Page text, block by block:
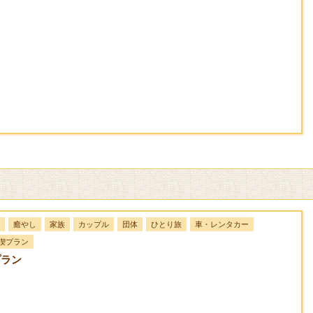
癒やし 家族 カップル 団体 ひとり旅 車・レンタカー
プラン
ン